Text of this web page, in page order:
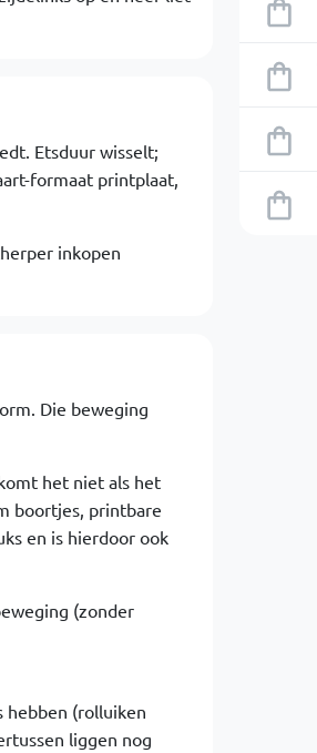
Etsduur wisselt;
formaat printplaat,
inkopen
Die beweging
het niet als het
boortjes, printbare
en is hierdoor ook
(zonder
hebben (rolluiken
liggen nog